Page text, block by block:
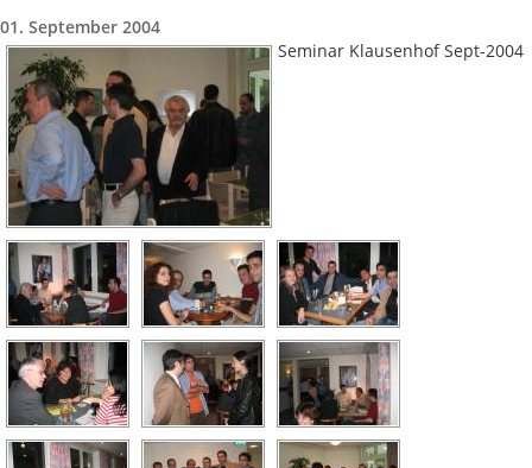
01. September 2004
Seminar Klausenhof Sept-2004